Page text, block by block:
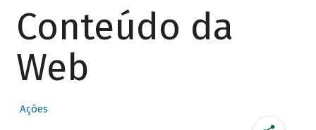
Conteúdo da
Web
Ações